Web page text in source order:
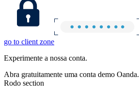
go to client zone
Experimente a nossa conta.
Abra gratuitamente uma conta demo Oanda.
Rodo section